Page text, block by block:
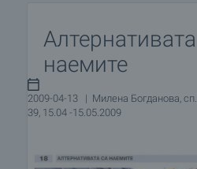
наемите
2009-04-13 | Милена Богданова,
39, 15.04 -15.05.2009